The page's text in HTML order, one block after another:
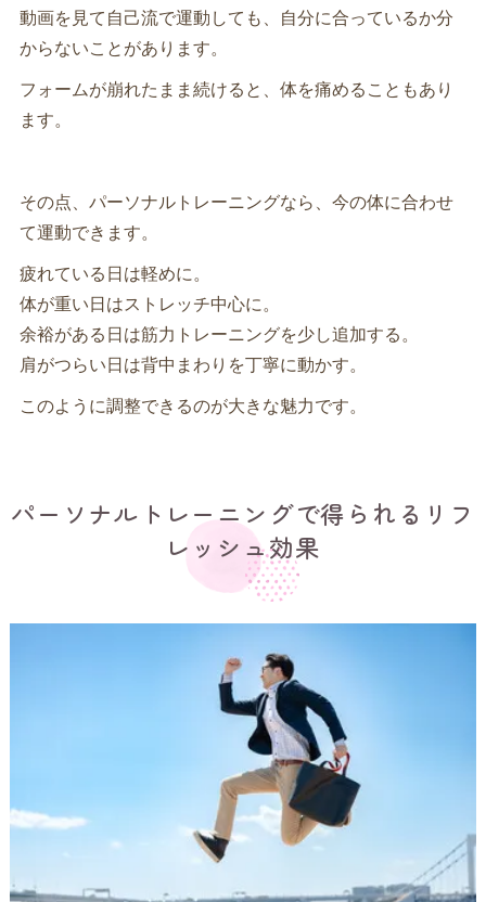
動画を見て自己流で運動しても、自分に合っているか分
からないことがあります。
フォームが崩れたまま続けると、体を痛めることもあり
ます。
その点、パーソナルトレーニングなら、今の体に合わせ
て運動できます。
疲れている日は軽めに。
体が重い日はストレッチ中心に。
余裕がある日は筋力トレーニングを少し追加する。
肩がつらい日は背中まわりを丁寧に動かす。
このように調整できるのが大きな魅力です。
パーソナルトレーニングで得られるリフ
レッシュ効果